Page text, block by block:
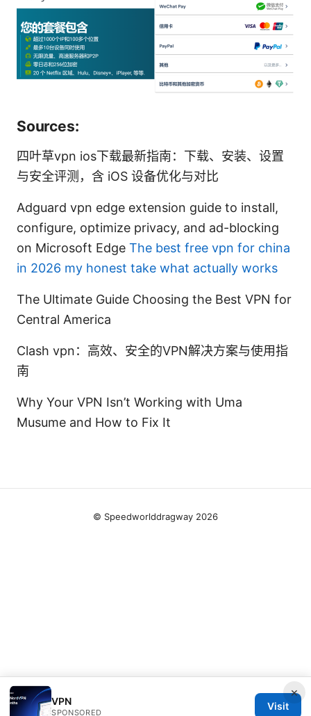
Sources:
四叶草vpn ios下载最新指南：下载、安装、设置
与安全评测，含 iOS 设备优化与对比
Adguard vpn edge extension guide to install,
configure, optimize privacy, and ad-blocking
on Microsoft Edge The best free vpn for china
in 2026 my honest take what actually works
The Ultimate Guide Choosing the Best VPN for
Central America
Clash vpn：高效、安全的VPN解决方案与使用指
南
Why Your VPN Isn’t Working with Uma
Musume and How to Fix It
×
VPN
SPONSORED
Visit
© Speedworlddragway 2026